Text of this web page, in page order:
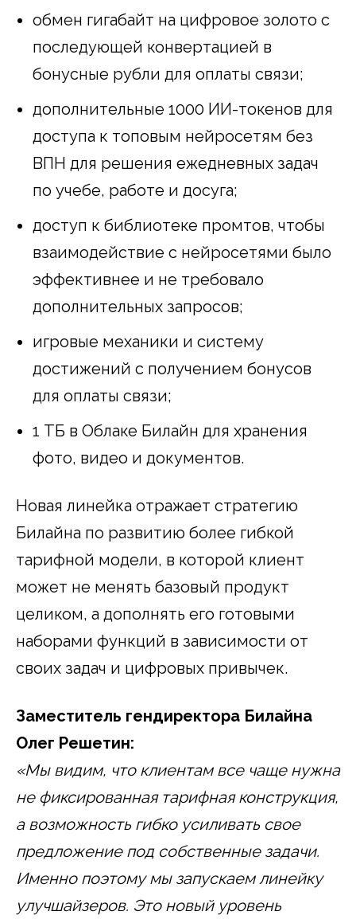
обмен гигабайт на цифровое золото с
последующей конвертацией в
бонусные рубли для оплаты связи;
дополнительные 1000 ИИ-токенов для
доступа к топовым нейросетям без
ВПН для решения ежедневных задач
по учебе, работе и досуга;
доступ к библиотеке промтов, чтобы
взаимодействие с нейросетями было
эффективнее и не требовало
дополнительных запросов;
игровые механики и систему
достижений с получением бонусов
для оплаты связи;
1 ТБ в Облаке Билайн для хранения
фото, видео и документов.
Новая линейка отражает стратегию
Билайна по развитию более гибкой
тарифной модели, в которой клиент
может не менять базовый продукт
целиком, а дополнять его готовыми
наборами функций в зависимости от
своих задач и цифровых привычек.
Заместитель гендиректора Билайна
Олег Решетин:
«Мы видим, что клиентам все чаще нужна
не фиксированная тарифная конструкция,
а возможность гибко усиливать свое
предложение под собственные задачи.
Именно поэтому мы запускаем линейку
улучшайзеров. Это новый уровень